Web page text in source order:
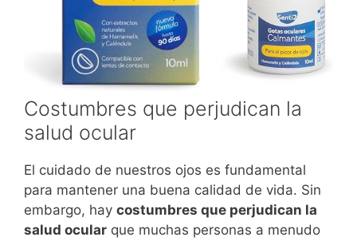
Costumbres que perjudican la
salud ocular
El cuidado de nuestros ojos es fundamental
para mantener una buena calidad de vida. Sin
embargo, hay costumbres que perjudican la
salud ocular que muchas personas a menudo